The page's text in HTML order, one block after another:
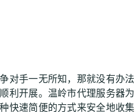
对手一无所知，那就没有办法
利开展。温岭市代理服务器为
快速简便的方式来安全地收集